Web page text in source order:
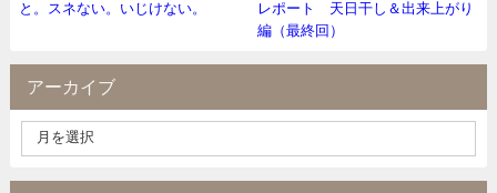
と。スネない。いじけない。
レポート 天日干し＆出来上がり
編（最終回）
アーカイブ